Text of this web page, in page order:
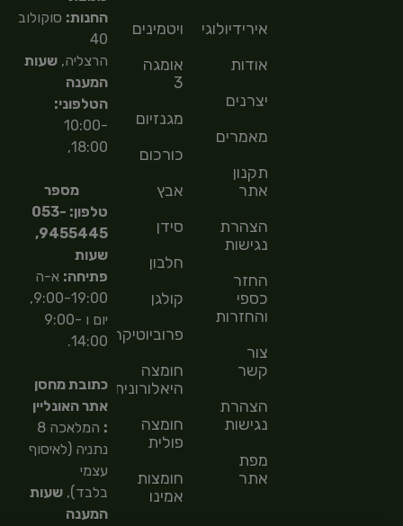
אירידיולוגיה
אודות
יצרנים
מאמרים
תקנון
אתר
הצהרת
נגישות
החזר
כספי
והחזרות
צור
קשר
הצהרת
נגישות
מפת
אתר
ויטמינים
אומגה
3
מגנזיום
כורכום
אבץ
סידן
חלבון
קולגן
פרוביוטיקה
חומצה
היאלורונית
חומצה
פולית
חומצות
אמינו
החנות: סוקולוב
40
הרצליה,שעות
המענה
הטלפוני:
10:00-
18:00,
מספר
טלפון: 053-
9455445,
שעות
פתיחה: א-ה
9:00-19:00,
יום ו 9:00-
14:00.
כתובת מחסן
אתר האונליין
:
המלאכה 8
נתניה (לאיסוף
עצמי
בלבד),שעות
המענה